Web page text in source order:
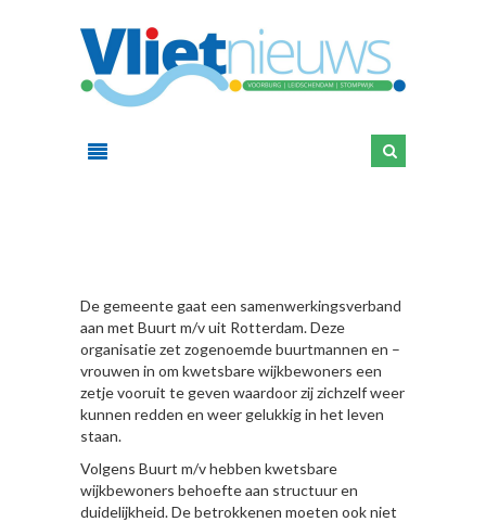
De gemeente gaat een samenwerkingsverband
aan met Buurt m/v uit Rotterdam. Deze
organisatie zet zogenoemde buurtmannen en –
vrouwen in om kwetsbare wijkbewoners een
zetje vooruit te geven waardoor zij zichzelf weer
kunnen redden en weer gelukkig in het leven
staan.
Volgens Buurt m/v hebben kwetsbare
wijkbewoners behoefte aan structuur en
duidelijkheid. De betrokkenen moeten ook niet